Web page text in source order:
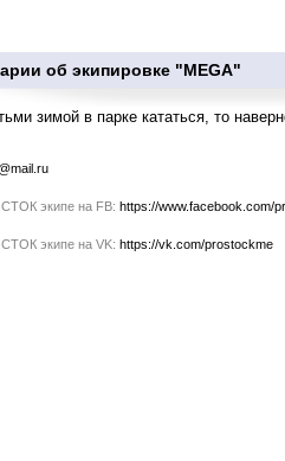
об экипировке "MEGA"
зимой в парке кататься, то
экипе на FB: https://www.facebook.com/
экипе на VK: https://vk.com/prostockme